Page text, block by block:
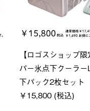
Q-TOP ソーラーサ
クサンシェード-BF
￥16,800 (税込)